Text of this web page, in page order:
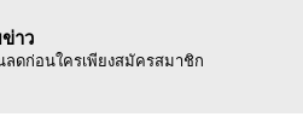
าว
ดก่อนใครเพียงสมัครสมาชิก